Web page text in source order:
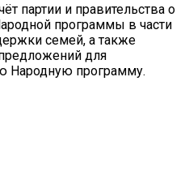
партии и правительства о
программы в части
семей, а также
для
Народную программу.